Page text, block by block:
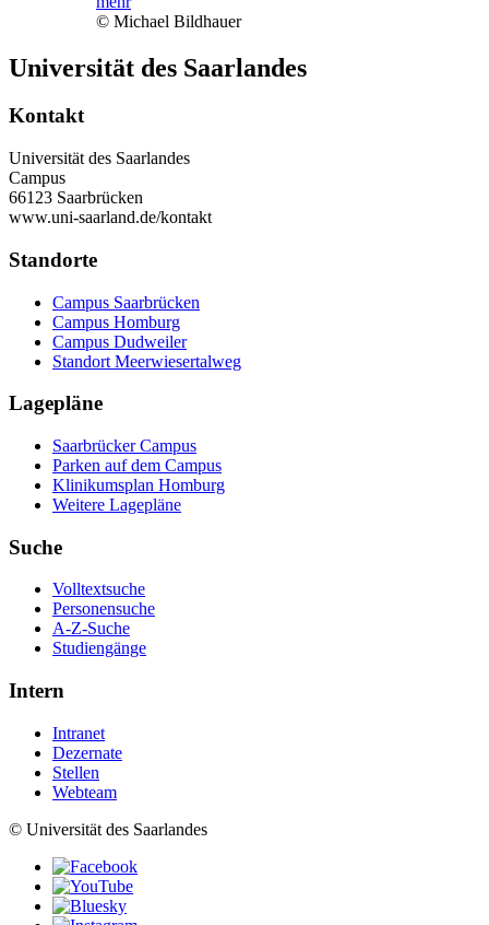
© Michael Bildhauer
Universität des Saarlandes
Kontakt
Universität des Saarlandes
Campus
66123 Saarbrücken
www.uni-saarland.de/kontakt
Standorte
Campus Saarbrücken
Campus Homburg
Campus Dudweiler
Standort Meerwiesertalweg
Lagepläne
Saarbrücker Campus
Parken auf dem Campus
Klinikumsplan Homburg
Weitere Lagepläne
Suche
Volltextsuche
Personensuche
A-Z-Suche
Studiengänge
Intern
Intranet
Dezernate
Stellen
Webteam
© Universität des Saarlandes